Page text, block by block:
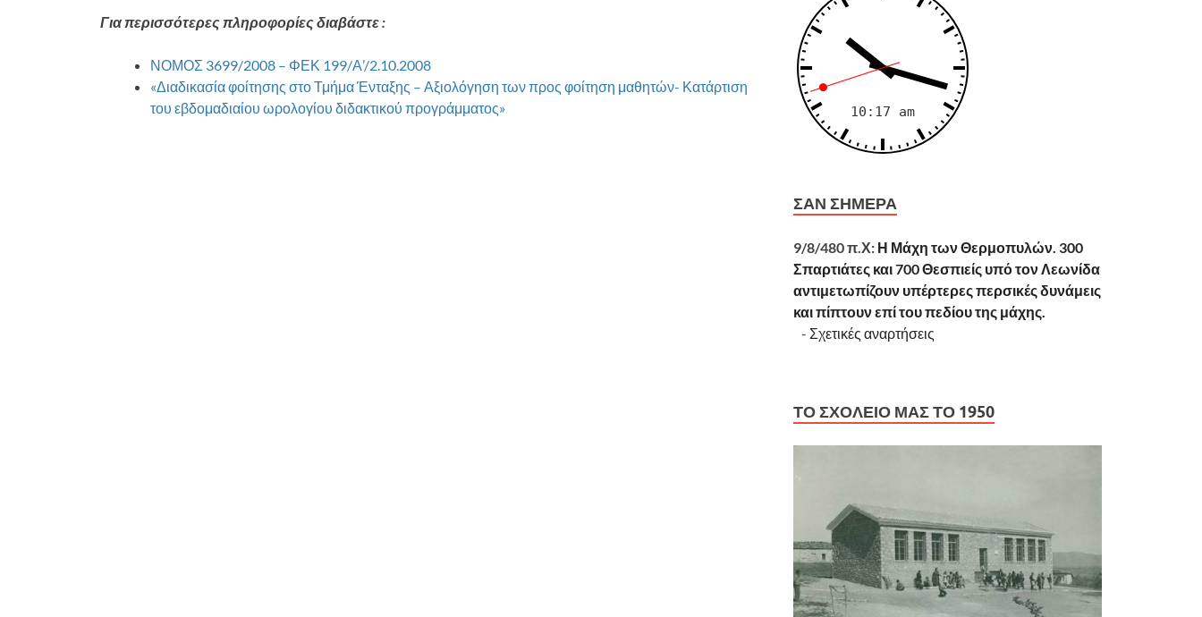
Για περισσότερες πληροφορίες διαβάστε :
ΝΟΜΟΣ 3699/2008 – ΦΕΚ 199/Α’/2.10.2008
«Διαδικασία φοίτησης στο Τμήμα Ένταξης – Αξιολόγηση των προς φοίτηση μαθητών- Κατάρτιση
του εβδομαδιαίου ωρολογίου διδακτικού προγράμματος»
ΣΑΝ ΣΉΜΕΡΑ
9/8/480 π.Χ: Η Μάχη των Θερμοπυλών. 300
Σπαρτιάτες και 700 Θεσπιείς υπό τον Λεωνίδα
αντιμετωπίζουν υπέρτερες περσικές δυνάμεις
και πίπτουν επί του πεδίου της μάχης.
- Σχετικές αναρτήσεις
ΤΟ ΣΧΟΛΕΊΟ ΜΑΣ ΤΟ 1950